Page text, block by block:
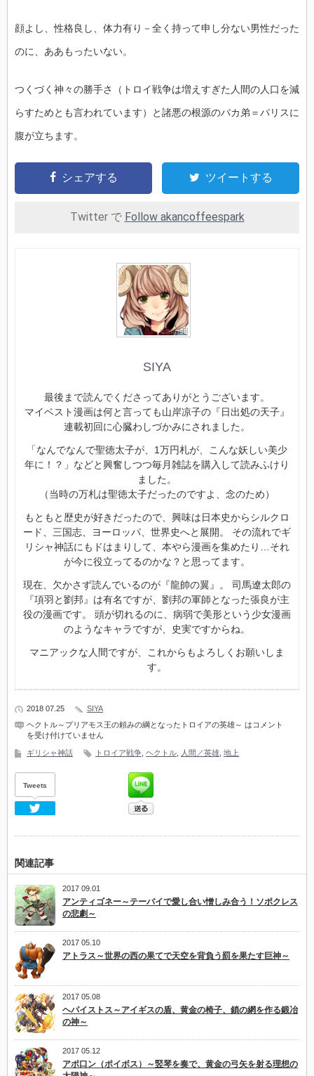
顔よし、性格良し、体力有り－全く持って申し分ない男性だった
のに、ああもったいない。
つくづく神々の勝手さ（トロイ戦争は増えすぎた人間の人口を減
らすためとも言われています）と諸悪の根源のバカ弟＝パリスに
腹が立ちます。
シェアする ツイートする
Twitter で Follow akancoffeespark
SIYA
最後まで読んでくださってありがとうございます。
マイベスト漫画は何と言っても山岸凉子の『日出処の天子』
連載初回に心臓わしづかみにされました。
「なんでなんで聖徳太子が、1万円札が、こんな妖しい美少
年に！？」などと興奮しつつ毎月雑誌を購入して読みふけり
ました。
（当時の万札は聖徳太子だったのですよ、念のため）
もともと歴史が好きだったので、興味は日本史からシルクロ
ード、三国志、ヨーロッパ、世界史へと展開。 その流れでギ
リシャ神話にもドはまりして、本やら漫画を集めたり…それ
が今に役立ってるのかな？と思ってます。
現在、欠かさず読んでいるのが『龍帥の翼』。 司馬遼太郎の
『項羽と劉邦』は有名ですが、劉邦の軍師となった張良が主
役の漫画です。 頭が切れるのに、病弱で美形という少女漫画
のようなキャラですが、史実ですからね。
マニアックな人間ですが、これからもよろしくお願いしま
す。
2018 07.25
SIYA
ヘクトル～プリアモス王の頼みの綱となったトロイアの英雄～ は コメント
を受け付けていません
ギリシャ神話 トロイア戦争 ヘクトル 人間／英雄 地上
Tweets
関連記事
2017 09.01
アンティゴネー～テーバイで愛し合い憎しみ合う！ソポクレス
の悲劇～
2017 05.10
アトラス～世界の西の果てで天空を背負う罰を果たす巨神～
2017 05.08
ヘパイストス～アイギスの盾、黄金の椅子、鎖の網を作る鍛冶
の神～
2017 05.12
アポ口ン（ポイボス）～竪琴を奏で、黄金の弓矢を射る理想の